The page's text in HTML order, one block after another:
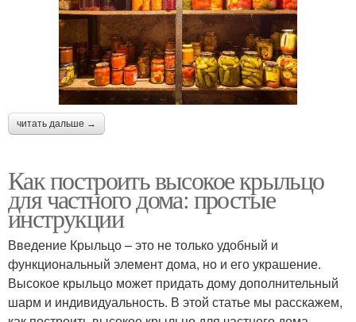
читать дальше →
Как построить высокое крыльцо
для частного дома: простые
инструкции
Введение Крыльцо – это не только удобный и
функциональный элемент дома, но и его украшение.
Высокое крыльцо может придать дому дополнительный
шарм и индивидуальность. В этой статье мы расскажем,